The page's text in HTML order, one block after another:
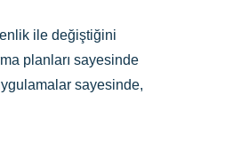
ile değiştiğini
planları sayesinde
sayesinde,